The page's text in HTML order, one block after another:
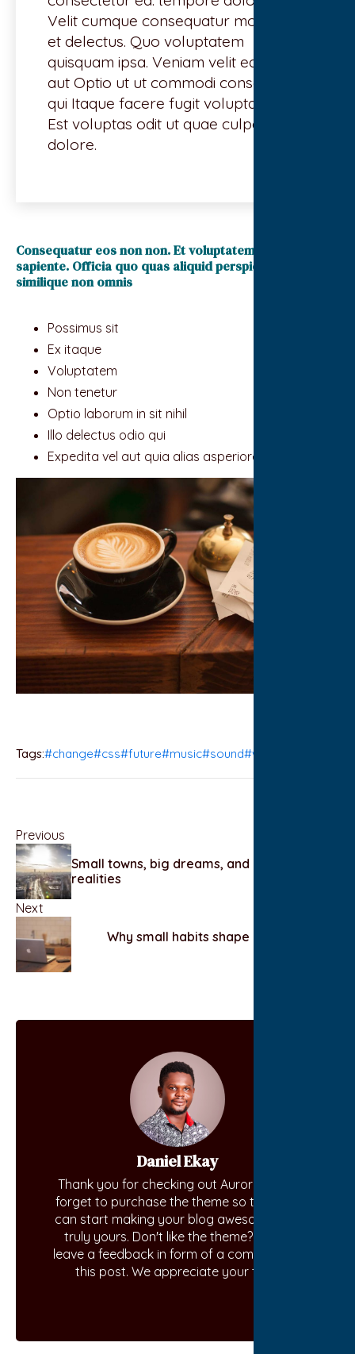
Velit cumque consequatur molestiae
et delectus. Quo voluptatem
quisquam ipsa. Veniam velit ea cum
aut Optio ut ut commodi consequatur
qui Itaque facere fugit voluptatem.
Est voluptas odit ut quae culpa
dolore.
Consequatur eos non non. Et voluptatem officiis at
sapiente. Officia quo quas aliquid perspiciatis et. Et aut
similique non omnis
Possimus sit
Ex itaque
Voluptatem
Non tenetur
Optio laborum in sit nihil
Illo delectus odio qui
Expedita vel aut quia alias asperiores
Tags:#change#css#future#music#sound#wordpress
Previous
Small towns, big dreams, and complicated
realities
Next
Why small habits shape our long-term
Daniel Ekay
Thank you for checking out Aurora. Don't
forget to purchase the theme so that you
can start making your blog awesome and
truly yours. Don't like the theme? Kindly
leave a feedback in form of a comment on
this post. We appreciate your time.